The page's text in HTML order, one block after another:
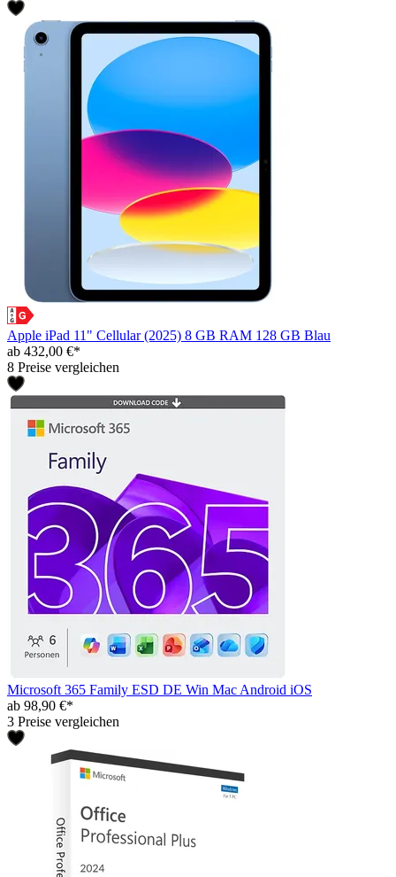
Apple iPad 11" Cellular (2025) 8 GB RAM 128 GB Blau
ab 432,00 €*
8 Preise vergleichen
Microsoft 365 Family ESD DE Win Mac Android iOS
ab 98,90 €*
3 Preise vergleichen